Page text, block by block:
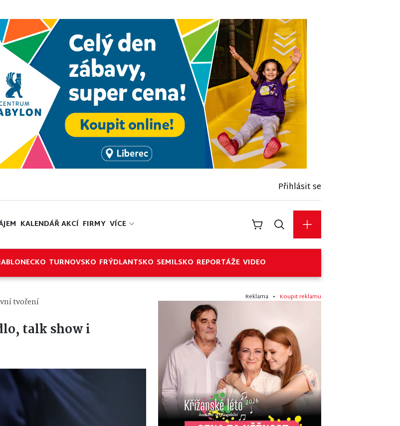
Přihlásit se
KALENDÁŘ AKCÍ FIRMY VÍCE
TURNOVSKO FRÝDLANTSKO SEMILSKO REPORTÁŽE VIDEO
tvoření
talk show i
Reklama • Koupit reklamu